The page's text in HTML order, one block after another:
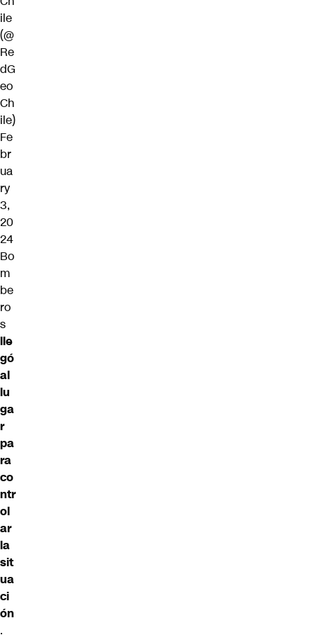
ile
(@
Re
dG
eo
Ch
ile)
Fe
br
ua
ry
3,
20
24
Bo
m
be
ro
s
lle
gó
al
lu
ga
r
pa
ra
co
ntr
ol
ar
la
sit
ua
ci
ón
.